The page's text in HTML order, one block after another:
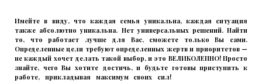
Имейте в виду, что каждая семья уникальна, каждая ситуация
также абсолютно уникальна. Нет универсальных решений. Найти
то, что работает лучше для Вас, сможете только Вы сами.
Определенные цели требуют определенных жертв и приоритетов —
не каждый хочет делать такой выбор, и это ВЕЛИКОЛЕПНО! Просто
знайте, чего Вы хотите достичь, и будьте готовы приступить к
работе, прикладывая максимум своих сил!